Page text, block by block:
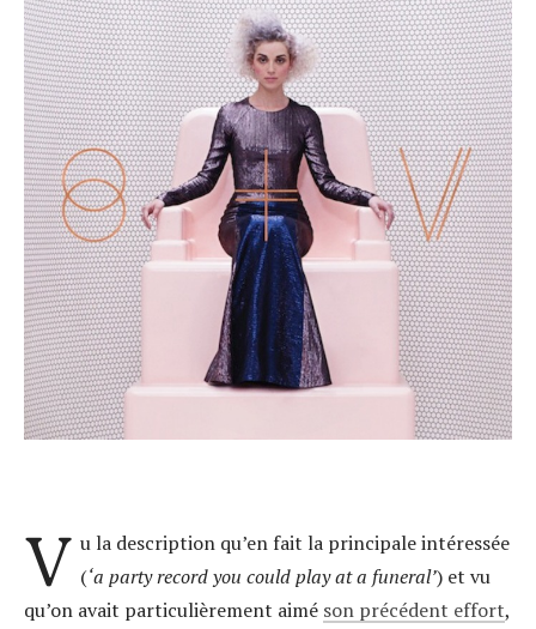
V u la description qu’en fait la principale intéressée
(‘a party record you could play at a funeral’) et vu
qu’on avait particulièrement aimé son précédent effort,